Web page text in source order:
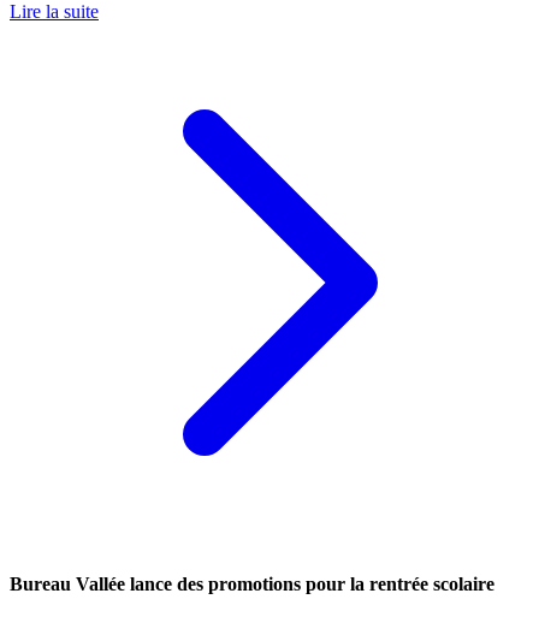
Lire la suite
Bureau Vallée lance des promotions pour la rentrée scolaire